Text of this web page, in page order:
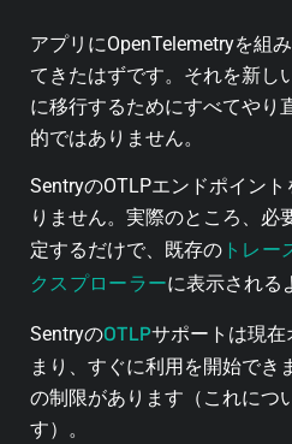
アプリにOpenTelemetryを組
てきたはずです。それを新し
に移行するためにすべてやり
的ではありません。
SentryのOTLPエンドポイン
りません。実際のところ、必
定するだけで、既存の トレー
クスプローラーに表示される
SentryのOTLPサポートは現
まり、すぐに利用を開始でき
の制限があります（これにつ
す）。